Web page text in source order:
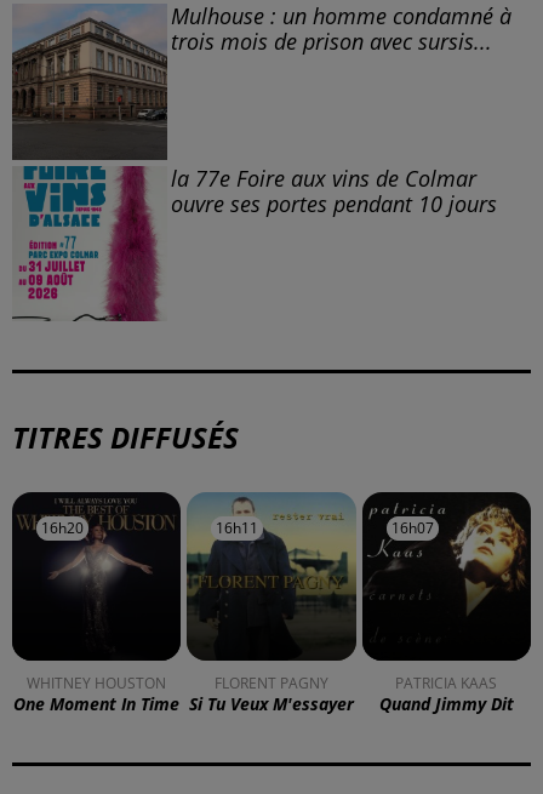
Mulhouse : un homme condamné à
trois mois de prison avec sursis...
la 77e Foire aux vins de Colmar
ouvre ses portes pendant 10 jours
TITRES DIFFUSÉS
16h20
16h20
WHITNEY HOUSTON
One Moment In Time
16h11
16h11
FLORENT PAGNY
Si Tu Veux M'essayer
16h07
16h07
PATRICIA KAAS
Quand Jimmy Dit